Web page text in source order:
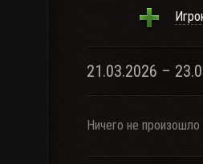
21.03.2026 –
Ничего не произошло